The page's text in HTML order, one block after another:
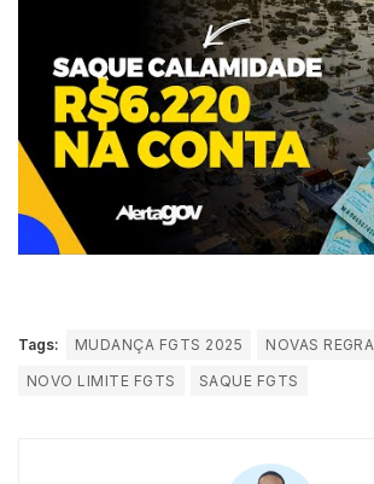
Tags: MUDANÇA FGTS 2025
NOVAS
NOVO LIMITE FGTS
SAQUE FGTS